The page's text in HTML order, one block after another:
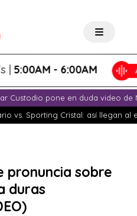
- 6:00AM
Custodio pone en duda video de
vs. Sporting Cristal: así llegan al
pronuncia sobre
duras